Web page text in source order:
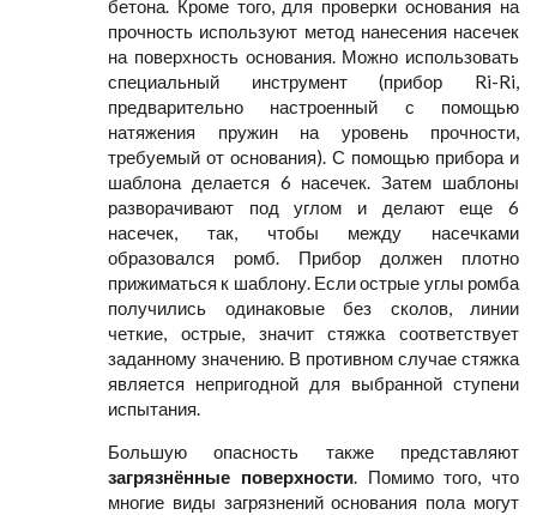
бетона. Кроме того, для проверки основания на
прочность используют метод нанесения насечек
на поверхность основания. Можно использовать
специальный инструмент (прибор Ri-Ri,
предварительно настроенный с помощью
натяжения пружин на уровень прочности,
требуемый от основания). С помощью прибора и
шаблона делается 6 насечек. Затем шаблоны
разворачивают под углом и делают еще 6
насечек, так, чтобы между насечками
образовался ромб. Прибор должен плотно
прижиматься к шаблону. Если острые углы ромба
получились одинаковые без сколов, линии
четкие, острые, значит стяжка соответствует
заданному значению. В противном случае стяжка
является непригодной для выбранной ступени
испытания.
Большую опасность также представляют
загрязнённые поверхности. Помимо того, что
многие виды загрязнений основания пола могут